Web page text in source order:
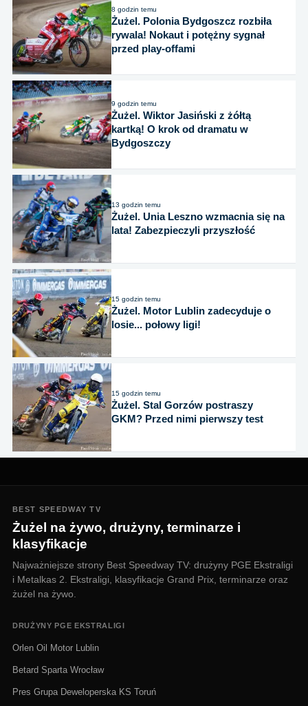
8 godzin temu
Żużel. Polonia Bydgoszcz rozbiła
rywala! Nokaut i potężny sygnał
przed play-offami
9 godzin temu
Żużel. Wiktor Jasiński z żółtą
kartką! O krok od dramatu w
Bydgoszczy
13 godzin temu
Żużel. Unia Leszno wzmacnia się na
lata! Zabezpieczyli przyszłość
15 godzin temu
Żużel. Motor Lublin zadecyduje o
losie... połowy ligi!
15 godzin temu
Żużel. Stal Gorzów postraszy
GKM? Przed nimi pierwszy test
BEST SPEEDWAY TV
Żużel na żywo, drużyny, terminarze i
klasyfikacje
Najważniejsze strony Best Speedway TV: drużyny PGE Ekstraligi
i Metalkas 2. Ekstraligi, klasyfikacje Grand Prix, terminarze oraz
żużel na żywo.
DRUŻYNY PGE EKSTRALIGI
Orlen Oil Motor Lublin
Betard Sparta Wrocław
Pres Grupa Deweloperska KS Toruń